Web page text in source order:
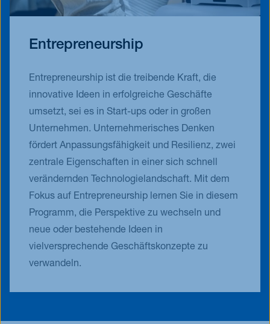
Entrepreneurship
Entrepreneurship ist die treibende Kraft, die
innovative Ideen in erfolgreiche Geschäfte
umsetzt, sei es in Start-ups oder in großen
Unternehmen. Unternehmerisches Denken
fördert Anpassungsfähigkeit und Resilienz, zwei
zentrale Eigenschaften in einer sich schnell
verändernden Technologielandschaft. Mit dem
Fokus auf Entrepreneurship lernen Sie in diesem
Programm, die Perspektive zu wechseln und
neue oder bestehende Ideen in
vielversprechende Geschäftskonzepte zu
verwandeln.